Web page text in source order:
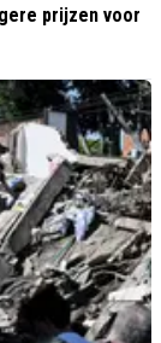
prijzen voor